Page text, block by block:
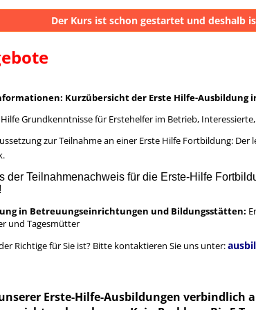
Der Kurs ist schon gestartet und deshalb
Kurzübersicht der Erste Hilfe-Ausbildung
Hilfe Grundkenntnisse für Erstehelfer im Betrieb,
zur Teilnahme an einer Erste Hilfe Fortbildung: Der
der Teilnahmenachweis für die Erste-Hilfe
in Betreuungseinrichtungen und Bildungsstätten:
und Tagesmütter
Richtige für Sie ist? Bitte kontaktieren Sie uns unter:
Erste-Hilfe-Ausbildungen verbindlich